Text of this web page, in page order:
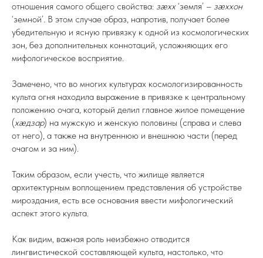
отношения самого общего свойства: зæхх‘земля’ – зæххон
‘земной’. В этом случае образ, напротив, получает более
убедительную и ясную привязку к одной из космологических
зон, без дополнительных коннотаций, усложняющих его
мифологическое восприятие.
Замечено, что во многих культурах космологизированность
культа огня находила выражение в привязке к центральному
положению очага, который делил главное жилое помещение
(хæдзар) на мужскую и женскую половины (справа и слева
от него), а также на внутреннюю и внешнюю части (перед
очагом и за ним).
Таким образом, если учесть, что жилище является
архитектурным воплощением представления об устройстве
мироздания, есть все основания ввести мифологический
аспект этого культа.
Как видим, важная роль неизбежно отводится
лингвистической составляющей культа, настолько, что